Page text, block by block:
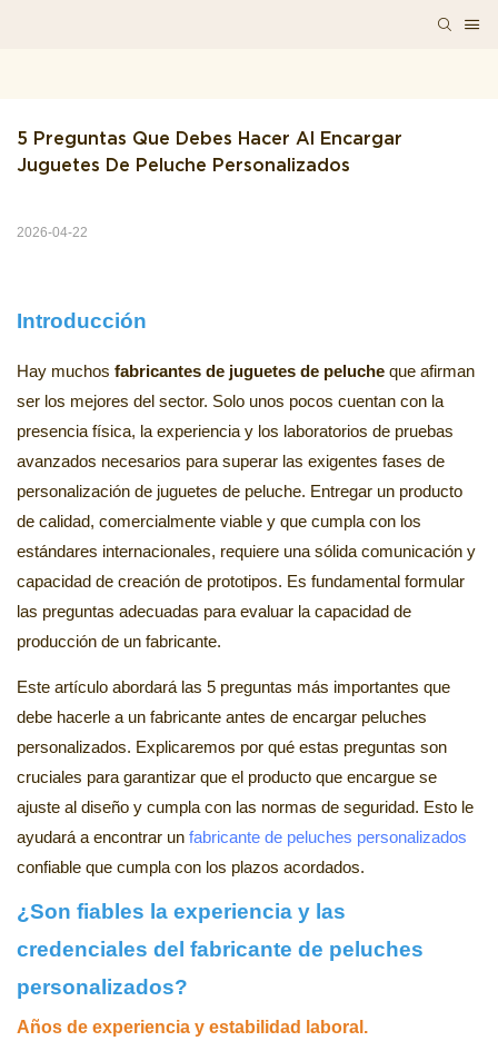
5 Preguntas Que Debes Hacer Al Encargar
Juguetes De Peluche Personalizados
2026-04-22
Introducción
Hay muchos fabricantes de juguetes de peluche que afirman
ser los mejores del sector. Solo unos pocos cuentan con la
presencia física, la experiencia y los laboratorios de pruebas
avanzados necesarios para superar las exigentes fases de
personalización de juguetes de peluche. Entregar un producto
de calidad, comercialmente viable y que cumpla con los
estándares internacionales, requiere una sólida comunicación y
capacidad de creación de prototipos. Es fundamental formular
las preguntas adecuadas para evaluar la capacidad de
producción de un fabricante.
Este artículo abordará las 5 preguntas más importantes que
debe hacerle a un fabricante antes de encargar peluches
personalizados. Explicaremos por qué estas preguntas son
cruciales para garantizar que el producto que encargue se
ajuste al diseño y cumpla con las normas de seguridad. Esto le
ayudará a encontrar un fabricante de peluches personalizados
confiable que cumpla con los plazos acordados.
¿Son fiables la experiencia y las
credenciales del fabricante de peluches
personalizados?
Años de experiencia y estabilidad laboral.